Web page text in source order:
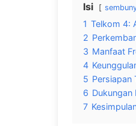
Isi
1 Telkom 4:
2
3 Manfaat
4
5 Persiapan
6 Dukungan
7